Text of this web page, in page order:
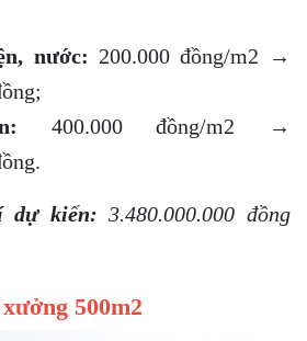
nước: 200.000 đồng/m2 →
400.000 đồng/m2 →
dự kiến: 3.480.000.000 đồng
500m2